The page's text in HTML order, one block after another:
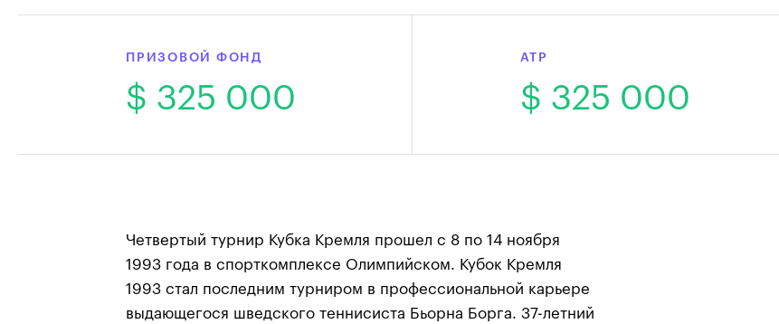
ПРИЗОВОЙ ФОНД
$ 325 000
ATP
$ 325 000
Четвертый турнир Кубка Кремля прошел с 8 по 14 ноября
1993 года в спорткомплексе Олимпийском. Кубок Кремля
1993 стал последним турниром в профессиональной карьере
выдающегося шведского теннисиста Бьорна Борга. 37-летний